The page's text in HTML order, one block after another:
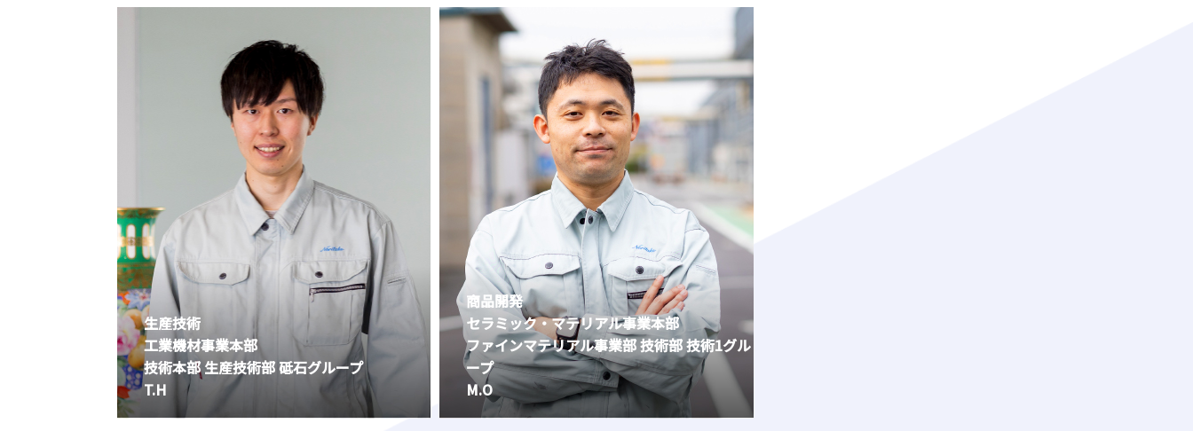
生産技術
工業機材事業本部
技術本部 生産技術部 砥石グループ
T.H
商品開発
セラミック・マテリアル事業本部
ファインマテリアル事業部 技術部 技術1グル
ープ
M.O